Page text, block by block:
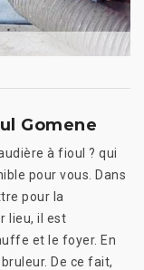
Gomene
à fioul ? qui
pour vous. Dans
pour la
lieu, il est
et le foyer. En
De ce fait,